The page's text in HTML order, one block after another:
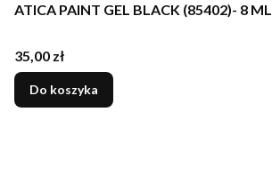
ATICA PAINT GEL BLACK (85402)- 8 ML
Cena
35,00 zł
Do koszyka